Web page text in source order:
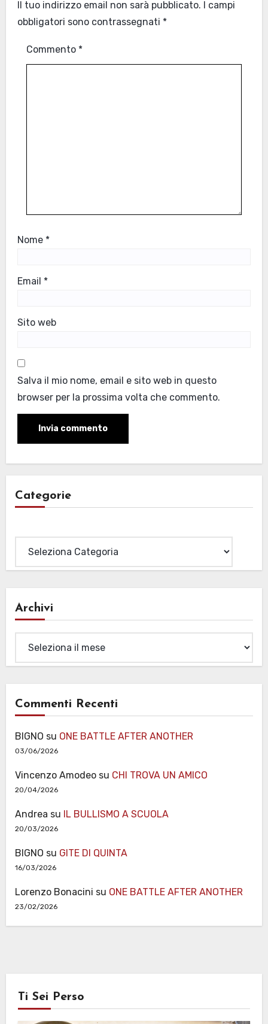
Il tuo indirizzo email non sarà pubblicato.
I campi
obbligatori sono contrassegnati *
Commento *
Nome *
Email *
Sito web
Salva il mio nome, email e sito web in questo
browser per la prossima volta che commento.
Categorie
Archivi
Commenti Recenti
BIGNO su ONE BATTLE AFTER ANOTHER
03/06/2026
Vincenzo Amodeosu CHI TROVA UN AMICO
20/04/2026
Andrea su IL BULLISMO A SCUOLA
20/03/2026
BIGNO su GITE DI QUINTA
16/03/2026
Lorenzo Bonacini su ONE BATTLE AFTER ANOTHER
23/02/2026
Ti Sei Perso